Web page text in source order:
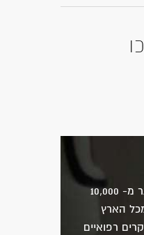
מאז הקמת הארגון יותר מ- 10,000
הארץ
ב- 7,500,000 מקרים רפואיים